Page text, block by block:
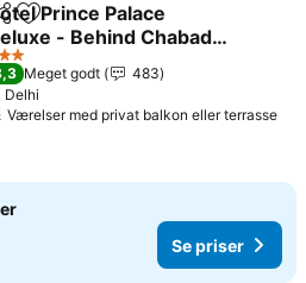
Føj til favoritter
Prince Palace
- Behind Chabad
- Paharganj - New
Meget godt
483
Delhi
Værelser med privat balkon eller terrasse
Se priser